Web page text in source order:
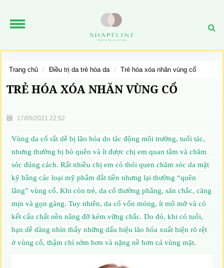
trang chủ điều trị da trẻ hóa da trẻ hóa xóa nhăn vùng cổ
TRẺ HÓA XÓA NHĂN VÙNG CỔ
17/05/2021 22:52
Vùng da cổ rất dễ bị lão hóa do tác động môi trường, tuổi tác,
nhưng thường bị bỏ quên và ít được chị em quan tâm và chăm
sóc đúng cách. Rất nhiều chị em có thói quen chăm sóc da mặt
kỹ bằng các loại mỹ phẩm đắt tiền nhưng lại thường “quên
lãng” vùng cổ. Khi còn trẻ, da cổ thường phẳng, săn chắc, căng
mịn và gọn gàng. Tuy nhiên, da cổ vốn mỏng, ít mô mỡ và có
kết cấu chất nền nâng đỡ kém vững chắc. Do đó, khi có tuổi,
bạn dễ dàng nhìn thấy những dấu hiệu lão hóa xuất hiện rõ rệt
ở vùng cổ, thậm chí sớm hơn và nặng nề hơn cả vùng mặt.